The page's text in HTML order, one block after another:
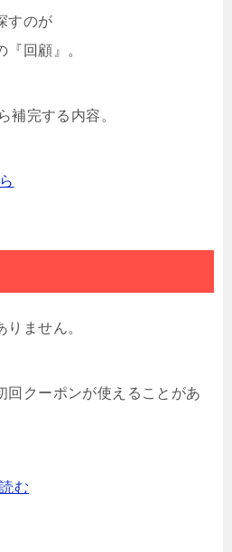
すのが
回顧』。
補完する内容。
ません。
回クーポンが使えることがあ
む